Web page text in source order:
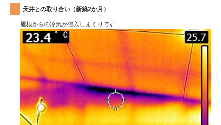
天井との取り合い（新築2か月）
屋根からの冷気が侵入しまくりです